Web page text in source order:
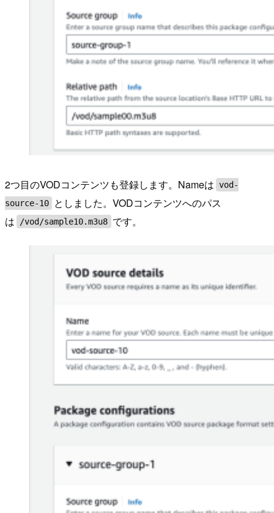
2つ目のVODコンテンツも登録します。Nameは vod-
source-10
としました。VODコンテンツへのパス
は
/vod/sample10.m3u8 です。